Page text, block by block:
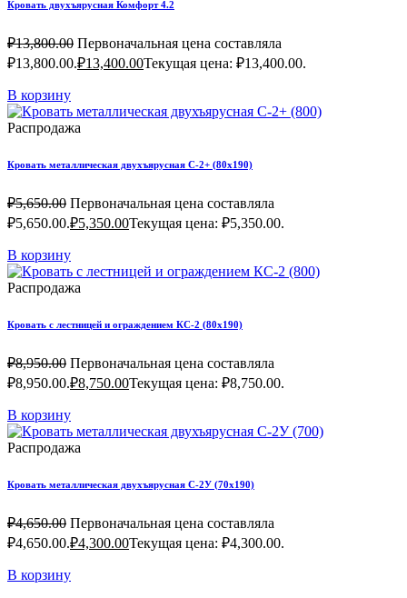
Кровать двухъярусная Комфорт 4.2
₽13,800.00 Первоначальная цена составляла
₽13,800.00.₽13,400.00Текущая цена: ₽13,400.00.
В корзину
Распродажа
Кровать металлическая двухъярусная С-2+ (80х190)
₽5,650.00 Первоначальная цена составляла
₽5,650.00.₽5,350.00Текущая цена: ₽5,350.00.
В корзину
Распродажа
Кровать с лестницей и ограждением КС-2 (80х190)
₽8,950.00 Первоначальная цена составляла
₽8,950.00.₽8,750.00Текущая цена: ₽8,750.00.
В корзину
Распродажа
Кровать металлическая двухъярусная С-2У (70х190)
₽4,650.00 Первоначальная цена составляла
₽4,650.00.₽4,300.00Текущая цена: ₽4,300.00.
В корзину